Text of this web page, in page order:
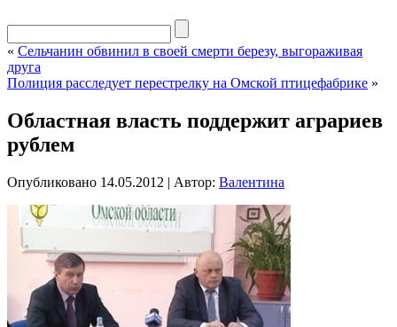
« Сельчанин обвинил в своей смерти березу, выгораживая
друга
Полиция расследует перестрелку на Омской птицефабрике »
Областная власть поддержит аграриев
рублем
Опубликовано 14.05.2012 | Автор: Валентина